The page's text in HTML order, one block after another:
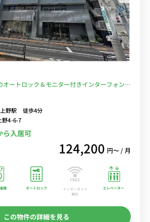
オートロック＆モニター付きインターフォン完
分の好立地■選べるWi-Fi格安レンタル中！
野駅 徒歩4分
野4-6-7
ら入居可
124,200 円〜 / 月
機 オートロック
インターネット
無料
エレベーター
この物件の詳細を見る